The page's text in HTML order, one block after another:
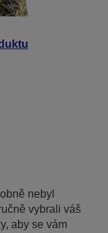
nebyl
vybrali váš
aby se vám